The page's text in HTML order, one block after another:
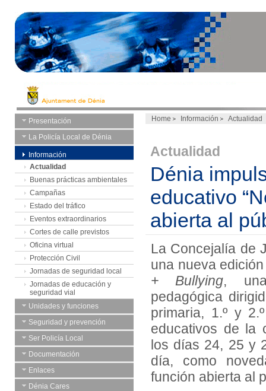
Presentación
La Policía Local de Dénia
Información
Actualidad
Buenas prácticas ambientales
Campañas
Estado del tráfico
Eventos extraordinarios
Cortes de calle previstos
Oficina virtual
Protección Civil
Jornadas de seguridad local
Jornadas de educación y
seguridad vial
Unidades y funciones
Seguridad y prevención
Ser Policía Local
Documentación
Enlaces
Dénia Cares
Home Información Actualidad
Actualidad
Dénia
educativo
abierta al
La Concejalía de
una nueva
+ Bullying,
pedagógica
primaria, 1.º y
educativos de la
los días 24, 25 y
día, como
función abierta al